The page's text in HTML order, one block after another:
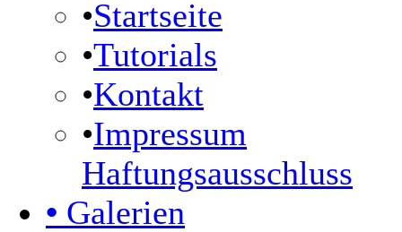
•Startseite
•Tutorials
•Kontakt
•Impressum
Haftungsausschluss
• Galerien